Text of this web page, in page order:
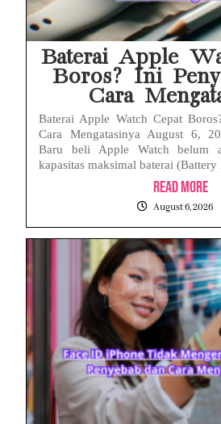
Baterai Apple
Boros? Ini
Cara
Baterai Apple Watch Cepat
Cara Mengatasinya August 6,
Baru beli Apple Watch belum
kapasitas maksimal baterai
Read More
August 6, 2026